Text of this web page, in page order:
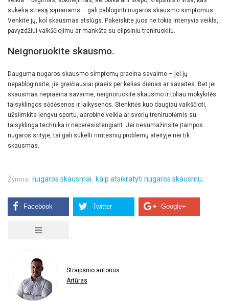
sukelia stresą sąnariams – gali pabloginti nugaros skausmo simptomus.
Venkite jų, kol skausmas atslūgs. Pakeiskite juos ne tokia intenyvia veikla,
pavyzdžiui vaikščiojimu ar mankšta su elipsiniu treniruokliu.
Neignoruokite skausmo.
Dauguma nugaros skausmo simptomų praeina savaime – jei jų
nepabloginsite, jie greičiausiai praeis per kelias dienas ar savaites. Bet jei
skausmas nepraeina savaime, neignoruokite skausmo ir toliau mokykitės
taisyklingos sėdėsenos ir laikysenos. Stenkitės kuo daugiau vaikščioti,
užsiimkite lengvu sportu, aerobine veikla ar svorių treniruotėmis su
taisyklinga technika ir neperesistengiant. Jei nesumažinsite įtampos
nugaros srityje, tai gali sukelti rimtesnių problemų ateityje nei tik
skausmas.
Žymos: nugaros skausmai, kaip atsikratyti nugaros skausmu,
Straipsnio autorius:
Artūras